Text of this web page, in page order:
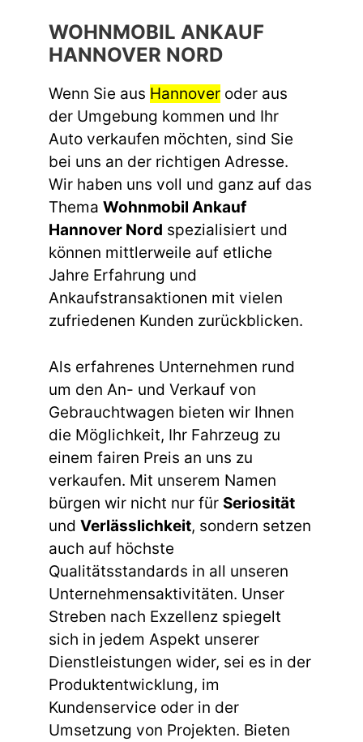
WOHNMOBIL ANKAUF
HANNOVER NORD
Wenn Sie aus Hannover oder aus
der Umgebung kommen und Ihr
Auto verkaufen möchten, sind Sie
bei uns an der richtigen Adresse.
Wir haben uns voll und ganz auf das
Thema Wohnmobil Ankauf
Hannover Nord spezialisiert und
können mittlerweile auf etliche
Jahre Erfahrung und
Ankaufstransaktionen mit vielen
zufriedenen Kunden zurückblicken.
Als erfahrenes Unternehmen rund
um den An- und Verkauf von
Gebrauchtwagen bieten wir Ihnen
die Möglichkeit, Ihr Fahrzeug zu
einem fairen Preis an uns zu
verkaufen. Mit unserem Namen
bürgen wir nicht nur für Seriosität
und Verlässlichkeit, sondern setzen
auch auf höchste
Qualitätsstandards in all unseren
Unternehmensaktivitäten. Unser
Streben nach Exzellenz spiegelt
sich in jedem Aspekt unserer
Dienstleistungen wider, sei es in der
Produktentwicklung, im
Kundenservice oder in der
Umsetzung von Projekten. Bieten